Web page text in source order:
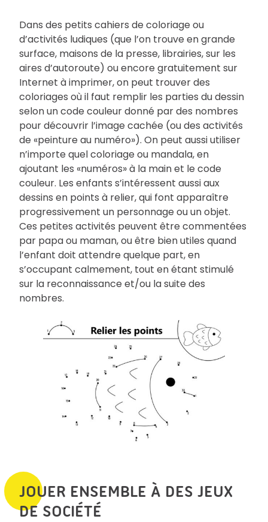
Dans des petits cahiers de coloriage ou
d’activités ludiques (que l’on trouve en grande
surface, maisons de la presse, librairies, sur les
aires d’autoroute) ou encore gratuitement sur
Internet à imprimer, on peut trouver des
coloriages où il faut remplir les parties du dessin
selon un code couleur donné par des nombres
pour découvrir l’image cachée (ou des activités
de «peinture au numéro»). On peut aussi utiliser
n’importe quel coloriage ou mandala, en
ajoutant les «numéros» à la main et le code
couleur. Les enfants s’intéressent aussi aux
dessins en points à relier, qui font apparaître
progressivement un personnage ou un objet.
Ces petites activités peuvent être commentées
par papa ou maman, ou être bien utiles quand
l’enfant doit attendre quelque part, en
s’occupant calmement, tout en étant stimulé
sur la reconnaissance et/ou la suite des
nombres.
JOUER ENSEMBLE À DES JEUX
DE SOCIÉTÉ